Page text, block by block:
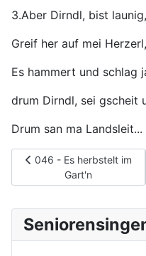
3.Aber Dirndl, bist
Greif her auf mei
Es hammert und schlag
drum Dirndl, sei gscheit
Drum san ma Landsleit...
Vorheriger Beitrag: 046 -
046 - Es herbstelt im
Gart'n